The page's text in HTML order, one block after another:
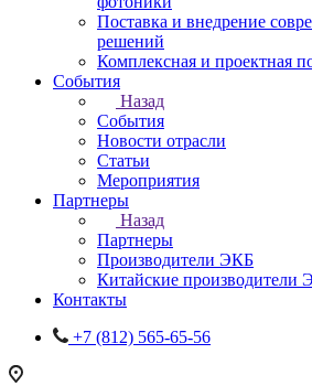
Поставка и внедрение
решений
Комплексная и проектная
События
Назад
События
Новости отрасли
Статьи
Мероприятия
Партнеры
Назад
Партнеры
Производители ЭКБ
Китайские производители
Контакты
+7 (812) 565-65-56